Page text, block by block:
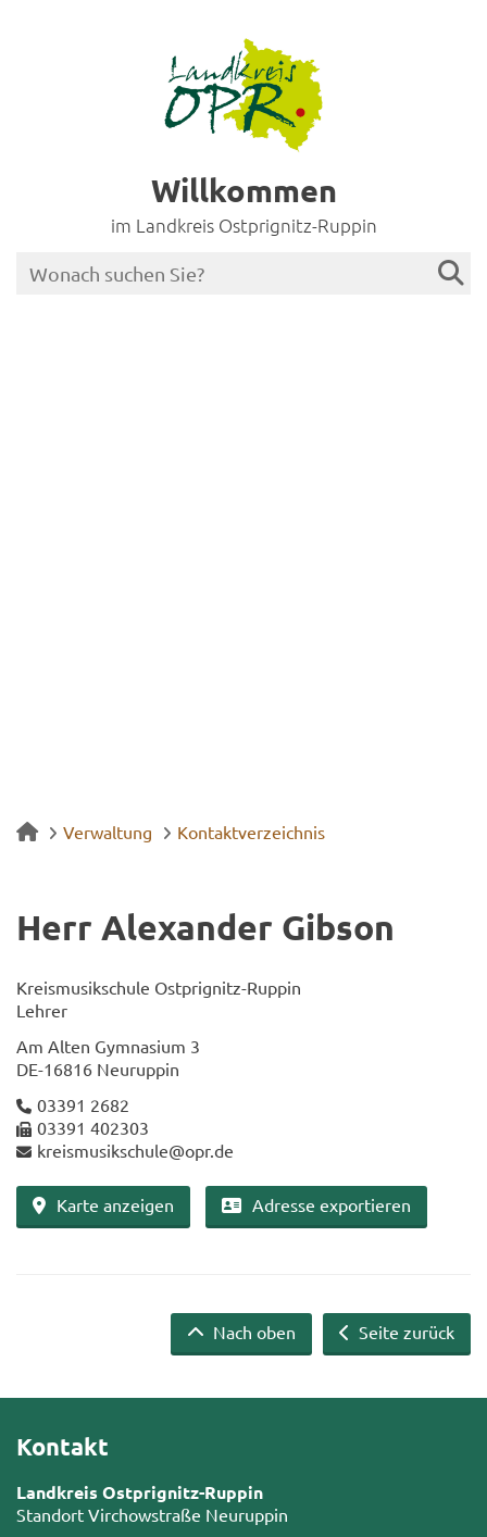
Willkommen
im Landkreis Ostprignitz-Ruppin
Verwaltung Kontaktverzeichnis
Herr Alex­an­der Gib­son
Kreis­mu­sik­schu­le Ostprignitz-​Ruppin
Leh­rer
Am Alten Gym­na­si­um 3
DE-​16816 Neu­rup­pin
03391 2682
03391 402303
kreis­mu­sik­schu­le@opr.de
Karte an­zei­gen Adres­se ex­por­tie­ren
Seite zurück
Nach oben
Kontakt
Landkreis Ostprignitz-Ruppin
Standort Virchowstraße Neuruppin